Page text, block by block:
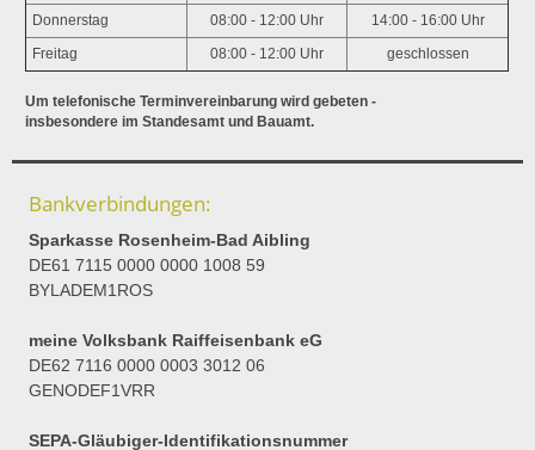
Donnerstag 08:00 - 12:00 Uhr 14:00 - 16:00 Uhr
Freitag 08:00 - 12:00 Uhr geschlossen
Um telefonische Terminvereinbarung wird gebeten -
insbesondere im Standesamt und Bauamt.
Bankverbindungen:
Sparkasse Rosenheim-Bad Aibling
DE61 7115 0000 0000 1008 59
BYLADEM1ROS
meine Volksbank Raiffeisenbank eG
DE62 7116 0000 0003 3012 06
GENODEF1VRR
SEPA-Gläubiger-Identifikationsnummer